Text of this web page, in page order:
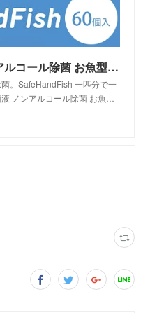
【楽天市場】除菌液 ノンアルコール除菌 お魚型 除菌抗菌液 SafeHandFish（60個） セーフハンドフィッシュ タレ瓶 除菌 CleanseEX クリアンスEX 敏感肌 アルコール過敏症 天然
。SafeHandFish 一匹分で一
ノンアルコール除菌 お魚…